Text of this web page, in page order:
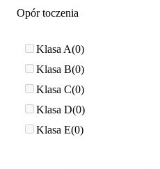
Opór toczenia
Klasa A 0
Klasa B 0
Klasa C 0
Klasa D 0
Klasa E 0